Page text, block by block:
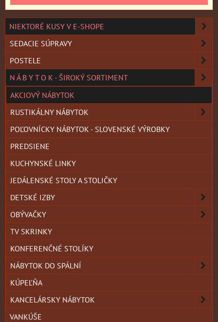
NIEKTORÉ KUSY V E-SHOPE
SEDACIE SÚPRAVY
POSTELE
N Á B Y T O K - ŠIROKÝ SORTIMENT
AKCIOVÝ NÁBYTOK
RUSTIKÁLNY NÁBYTOK
POĽOVNÍCKY NÁBYTOK - SLOVENSKÉ VÝROBKY
PREDSIENE
KUCHYNSKÉ LINKY
JEDÁLENSKÉ STOLY A STOLIČKY
DETSKÉ IZBY
OBÝVAČKY
TV SKRINKY
KONFERENČNÉ STOLÍKY
NÁBYTOK DO SPÁLNÍ
KÚPEĽŇA
KANCELÁRSKY NÁBYTOK
VANKÚŠE